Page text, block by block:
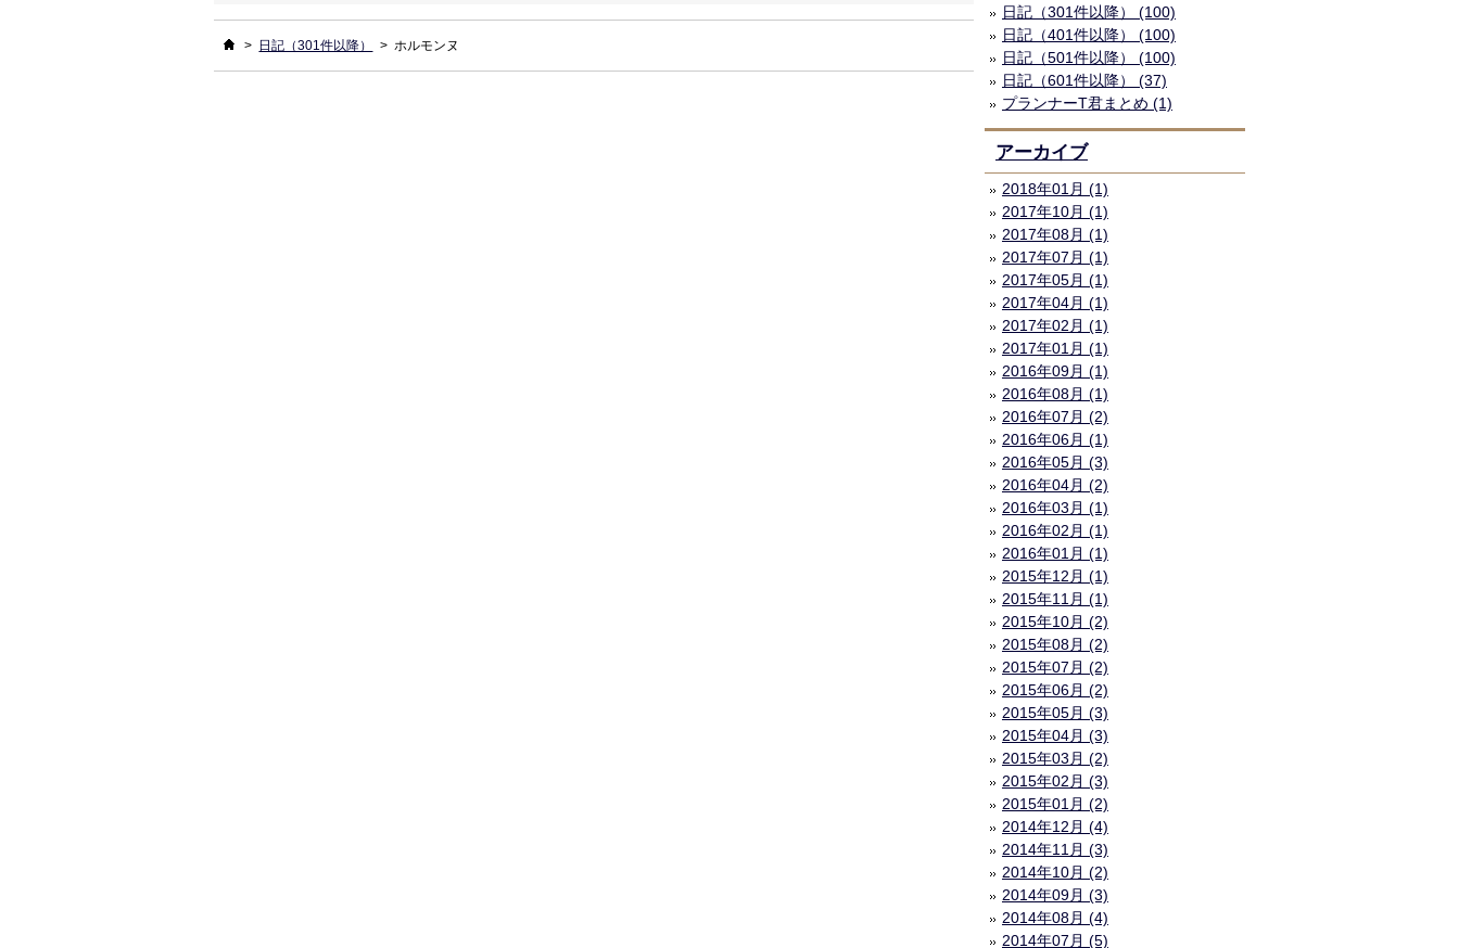
ホーム
> 日記（301件以降） > ホルモンヌ
日記（301件以降） (100)
日記（401件以降） (100)
日記（501件以降） (100)
日記（601件以降） (37)
プランナーT君まとめ (1)
アーカイブ
2018年01月 (1)
2017年10月 (1)
2017年08月 (1)
2017年07月 (1)
2017年05月 (1)
2017年04月 (1)
2017年02月 (1)
2017年01月 (1)
2016年09月 (1)
2016年08月 (1)
2016年07月 (2)
2016年06月 (1)
2016年05月 (3)
2016年04月 (2)
2016年03月 (1)
2016年02月 (1)
2016年01月 (1)
2015年12月 (1)
2015年11月 (1)
2015年10月 (2)
2015年08月 (2)
2015年07月 (2)
2015年06月 (2)
2015年05月 (3)
2015年04月 (3)
2015年03月 (2)
2015年02月 (3)
2015年01月 (2)
2014年12月 (4)
2014年11月 (3)
2014年10月 (2)
2014年09月 (3)
2014年08月 (4)
2014年07月 (5)